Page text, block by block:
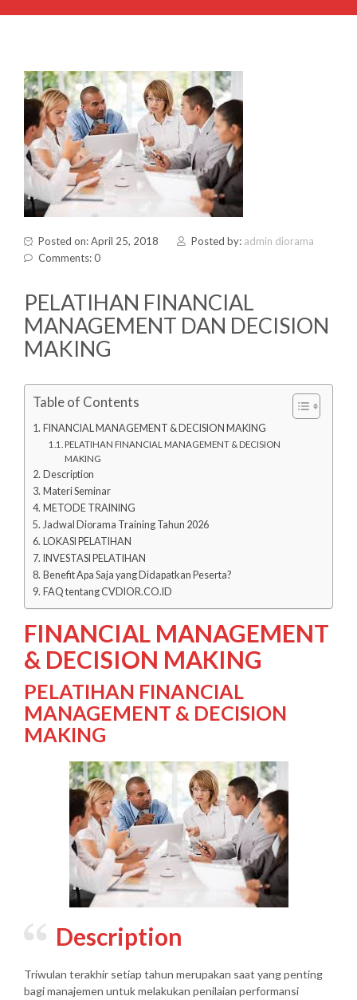
Posted on: April 25, 2018 Posted by: admin diorama
Comments: 0
PELATIHAN FINANCIAL
MANAGEMENT DAN DECISION
MAKING
Table of Contents
FINANCIAL MANAGEMENT & DECISION MAKING
PELATIHAN FINANCIAL MANAGEMENT & DECISION
MAKING
Description
Materi Seminar
METODE TRAINING
Jadwal Diorama Training Tahun 2026
LOKASI PELATIHAN
INVESTASI PELATIHAN
Benefit Apa Saja yang Didapatkan Peserta?
FAQ tentang CVDIOR.CO.ID
FINANCIAL MANAGEMENT
& DECISION MAKING
PELATIHAN FINANCIAL
MANAGEMENT & DECISION
MAKING
Description
Triwulan terakhir setiap tahun merupakan saat yang penting
bagi manajemen untuk melakukan penilaian performansi